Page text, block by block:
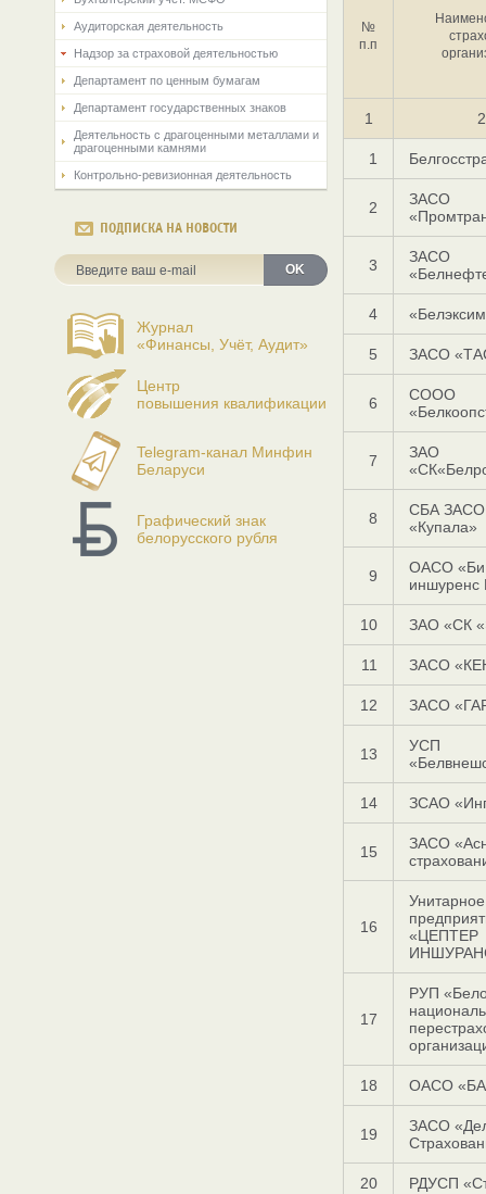
Аудиторская деятельность
Надзор за страховой деятельностью
Департамент по ценным бумагам
Департамент государственных знаков
Деятельность с драгоценными металлами и
драгоценными камнями
Контрольно-ревизионная деятельность
ПОДПИСКА НА НОВОСТИ
OK
Журнал
«Финансы, Учёт, Аудит»
Центр
повышения квалификации
Telegram-канал Минфин
Беларуси
Графический знак
белорусского рубля
№
п.п
1 2
1
2
ЗАСО
3
ЗАСО
4
5 ЗАСО
6
СООО
7
ЗАО
8
СБА ЗАСО
«Купала»
9
ОАСО «Би
иншуренс
10 ЗАО «СК
11 ЗАСО
12 ЗАСО
13
УСП
14 ЗСАО
15
ЗАСО
16
Унитарное
«ЦЕПТЕР
17
РУП
18 ОАСО
19
ЗАСО
20 РДУСП